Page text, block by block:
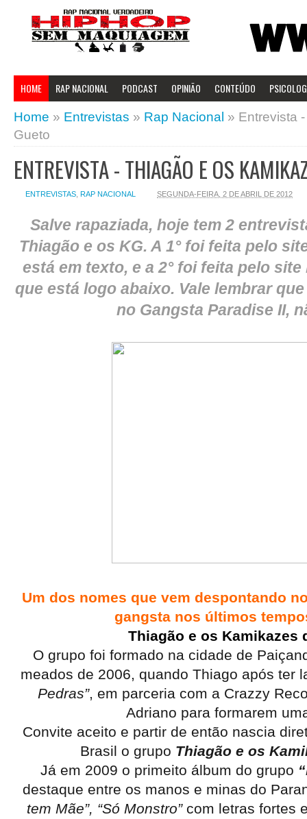
HOME RAP NACIONAL PODCAST OPINIÃO CONTEÚDO
Home » Entrevistas » Rap Nacional » Entrevista
Gueto
ENTREVISTA - THIAGÃO E OS
ENTREVISTAS RAP NACIONAL SEGUNDA-FEIRA, 2 DE ABRIL DE 2012
Salve rapaziada, hoje tem 2
Thiagão e os KG. A 1° foi feita pelo
está em texto, e a 2° foi feita pelo
que está logo abaixo. Vale lembrar
no Gangsta Paradise II,
Um dos nomes que vem despontando
gangsta nos últimos
Thiagão e os Kamikazes
O grupo foi formado na cidade de
meados de 2006, quando Thiago após ter
Pedras”, em parceria com a Crazzy
Adriano para formarem
Convite aceito e partir de então nascia
Brasil o grupo Thiagão e os
Já em 2009 o primeito álbum do grupo
destaque entre os manos e minas do
tem Mãe”, “Só Monstro”com letras fortes